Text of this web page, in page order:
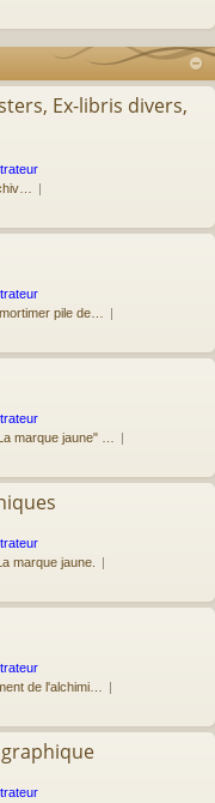
Ex-libris divers,
pile de…
marque jaune" …
marque jaune.
de l'alchimi…